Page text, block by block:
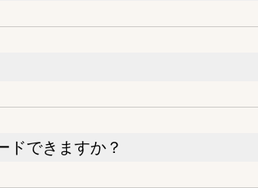
ドできますか？